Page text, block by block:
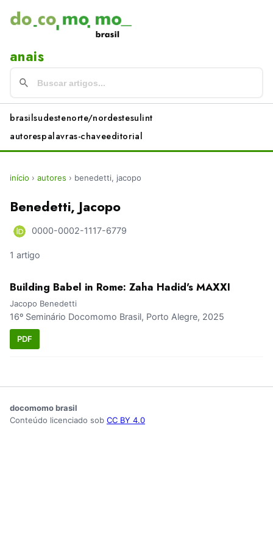
anais
brasilsudestenorte/nordestesulint
autorespalavras-chaveeditorial
início › autores › benedetti, jacopo
Benedetti, Jacopo
0000-0002-1117-6779
1 artigo
Building Babel in Rome: Zaha Hadid's MAXXI
Jacopo Benedetti
16º Seminário Docomomo Brasil, Porto Alegre, 2025
PDF
docomomo brasil
Conteúdo licenciado sob CC BY 4.0